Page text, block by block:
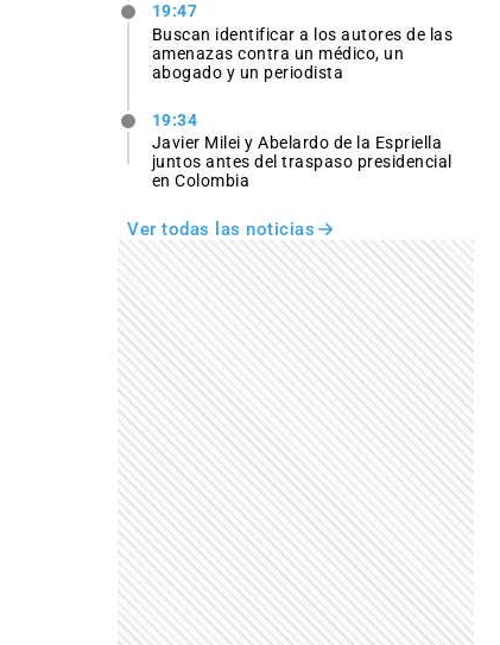
19:47
Buscan identificar a los autores de las
amenazas contra un médico, un
abogado y un periodista
19:34
Javier Milei y Abelardo de la Espriella
juntos antes del traspaso presidencial
en Colombia
Ver todas las noticias